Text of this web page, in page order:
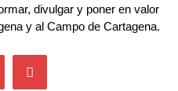
divulgar y poner en valor
y al Campo de Cartagena.